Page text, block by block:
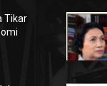
Tikar